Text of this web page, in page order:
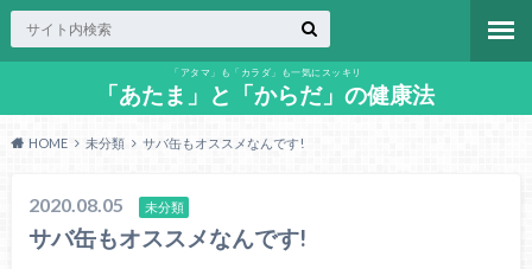
「アタマ」も「カラダ」も一気にスッキリ
「あたま」と「からだ」の健康法
HOME 未分類 サバ缶もオススメなんです!
2020.08.05 未分類
サバ缶もオススメなんです!